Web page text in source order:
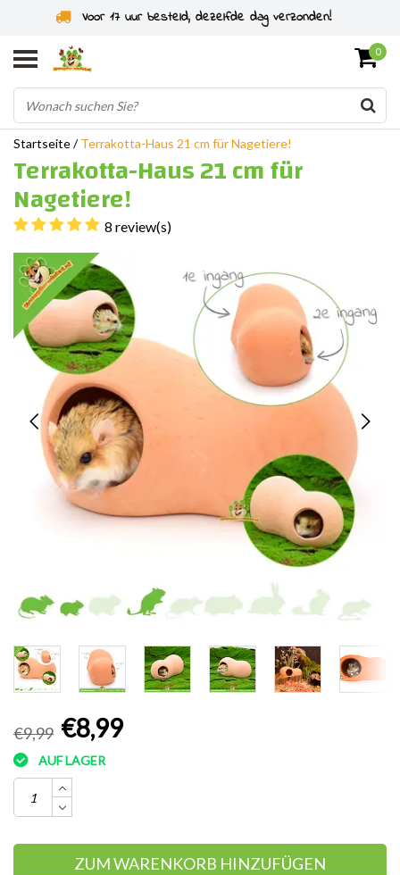
Nagerspezialist seit 2011
0
Startseite/Terrakotta-Haus 21 cm für Nagetiere!
Terrakotta-Haus 21 cm für
Nagetiere!
8 review(s)
€9,99 €8,99
AUF LAGER
ZUM WARENKORB HINZUFÜGEN